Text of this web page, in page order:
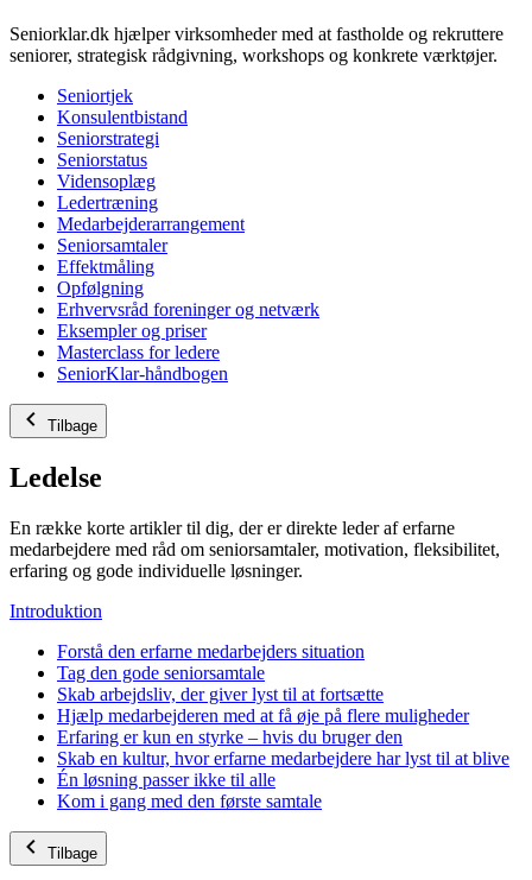
Seniorklar.dk hjælper virksomheder med at fastholde og rekruttere
seniorer, strategisk rådgivning, workshops og konkrete værktøjer.
Seniortjek
Konsulentbistand
Seniorstrategi
Seniorstatus
Vidensoplæg
Ledertræning
Medarbejderarrangement
Seniorsamtaler
Effektmåling
Opfølgning
Erhvervsråd foreninger og netværk
Eksempler og priser
Masterclass for ledere
SeniorKlar-håndbogen
Tilbage
Ledelse
En række korte artikler til dig, der er direkte leder af erfarne
medarbejdere med råd om seniorsamtaler, motivation, fleksibilitet,
erfaring og gode individuelle løsninger.
Introduktion
Forstå den erfarne medarbejders situation
Tag den gode seniorsamtale
Skab arbejdsliv, der giver lyst til at fortsætte
Hjælp medarbejderen med at få øje på flere muligheder
Erfaring er kun en styrke – hvis du bruger den
Skab en kultur, hvor erfarne medarbejdere har lyst til at blive
Én løsning passer ikke til alle
Kom i gang med den første samtale
Tilbage